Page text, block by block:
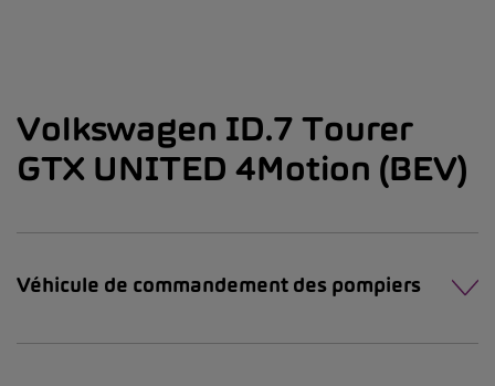
Volkswagen ID.7 Tourer
GTX UNITED 4Motion (BEV)
Véhicule de commandement des pompiers